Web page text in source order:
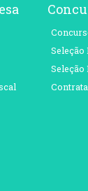
Seleção
Seleção